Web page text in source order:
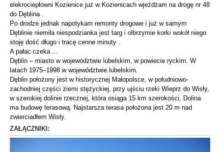
elekrociepłowni Kozienice już w Kozienicach wjeżdżam na drogę nr 48
do Dęblina .
Po drodze jednak napotykam remonty drogowe i już w samym
Dęblinie niemiła niespodzianka jest targ i olbrzymie korki wokół niego
stoję dość długo i tracę cenne minuty .
A pałac czeka ...
Dęblin – miasto w województwie lubelskim, w powiecie ryckim. W
latach 1975–1998 w województwie lubelskim.
Dęblin położony jest w historycznej Małopolsce, w południowo-
zachodniej części ziemi stężyckiej, przy ujściu rzeki Wieprz do Wisły,
w szerokiej dolinie rzecznej, która osiąga 15 km szerokości. Dolina
ma budowę terasową. Najstarsza terasa położona jest 20 m nad
zwierciadłem Wisły.
ZAŁĄCZNIKI: